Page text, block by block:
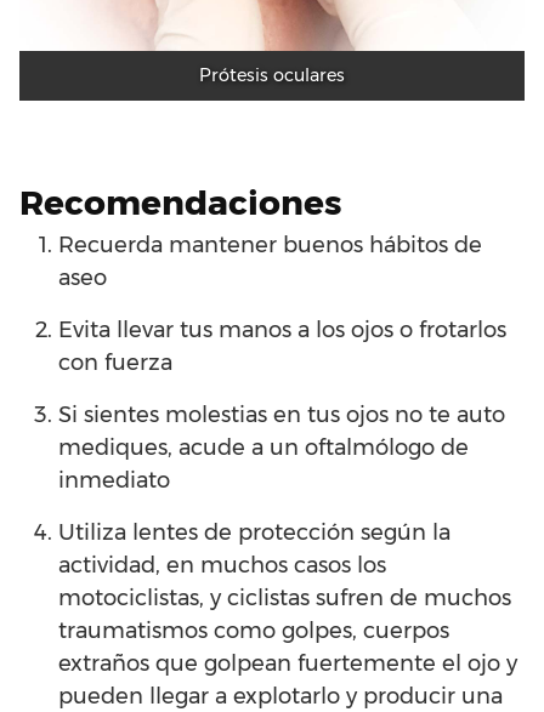
Prótesis oculares
Recomendaciones
Recuerda mantener buenos hábitos de
aseo
Evita llevar tus manos a los ojos o frotarlos
con fuerza
Si sientes molestias en tus ojos no te auto
mediques, acude a un oftalmólogo de
inmediato
Utiliza lentes de protección según la
actividad, en muchos casos los
motociclistas, y ciclistas sufren de muchos
traumatismos como golpes, cuerpos
extraños que golpean fuertemente el ojo y
pueden llegar a explotarlo y producir una